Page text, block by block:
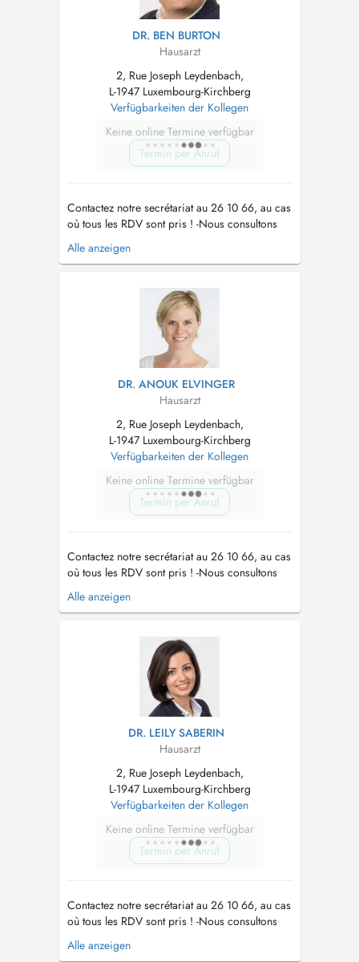
DR. BEN BURTON
Hausarzt
2, Rue Joseph Leydenbach,
L-1947 Luxembourg-Kirchberg
Verfügbarkeiten der Kollegen
Keine online Termine verfügbar
Termin per Anruf
Contactez notre secrétariat au 26 10 66, au cas
où tous les RDV sont pris ! -Nous consultons
des enfants à partir de 2 ans. -Vaccination
Covid uniquement sur RDV par téléphone !! -
un supplément d'honoraire pour convenance
personnelle sera demandé. ...
Alle anzeigen
DR. ANOUK ELVINGER
Hausarzt
2, Rue Joseph Leydenbach,
L-1947 Luxembourg-Kirchberg
Verfügbarkeiten der Kollegen
Keine online Termine verfügbar
Termin per Anruf
Contactez notre secrétariat au 26 10 66, au cas
où tous les RDV sont pris ! -Nous consultons
des enfants à partir de 2 ans. -Vaccination
Covid uniquement sur RDV par téléphone !! -
un supplément d'honoraire pour convenance
personnelle sera demandé. -...
Alle anzeigen
DR. LEILY SABERIN
Hausarzt
2, Rue Joseph Leydenbach,
L-1947 Luxembourg-Kirchberg
Verfügbarkeiten der Kollegen
Keine online Termine verfügbar
Termin per Anruf
Contactez notre secrétariat au 26 10 66, au cas
où tous les RDV sont pris ! -Nous consultons
des enfants à partir de 2 ans. -Vaccination
Covid uniquement sur RDV par téléphone !! -
Alle anzeigen